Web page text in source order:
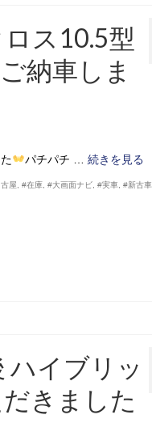
ス10.5型
納車しま
パチパチ …続きを見る
屋 ,#在庫 ,#大画面ナビ ,#実車 ,#新古車
ハイブリッ
きました